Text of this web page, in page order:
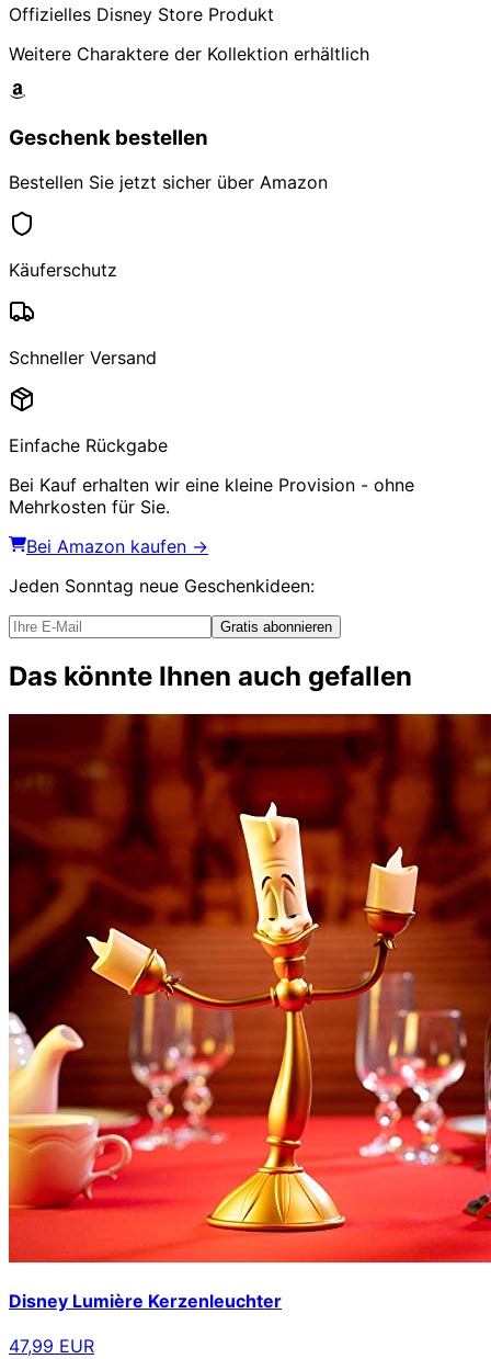
Offizielles Disney Store Produkt
Weitere Charaktere der Kollektion erhältlich
Geschenk bestellen
Bestellen Sie jetzt sicher über Amazon
Käuferschutz
Schneller Versand
Einfache Rückgabe
Bei Kauf erhalten wir eine kleine Provision - ohne
Mehrkosten für Sie.
Bei Amazon kaufen →
Jeden Sonntag neue Geschenkideen:
Gratis abonnieren
Das könnte Ihnen auch gefallen
Disney Lumière Kerzenleuchter
47,99 EUR